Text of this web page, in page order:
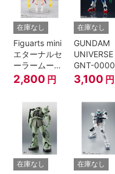
在庫なし
Figuarts mini
エターナルセ
ーラームーン-
Cosmos
edition-『美
ラームーン
Cosmos』
2,800 円
在庫なし
GUNDAM
UNIVERSE
GNT-0000
00 QAN[T]
3,100 円
在庫なし 在庫なし